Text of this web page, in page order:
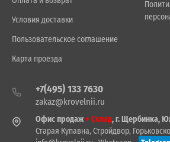
Условия доставки
Пользовательское соглашение
Карта проезда
+7(495) 133 7630
zakaz@krovelnii.ru
Офис продаж+ Склад, г. Щербинка,
Старая Купавна, Стройдвор,